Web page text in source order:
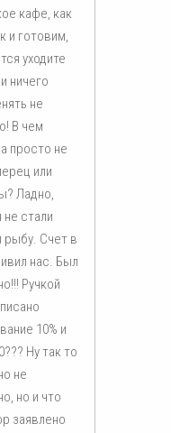
кафе, как
и готовим,
уходите
ничего
не
В чем
просто не
или
Ладно,
не стали
рыбу. Счет в
нас. Был
Ручкой
10% и
Ну так то
не
но и что
заявлено